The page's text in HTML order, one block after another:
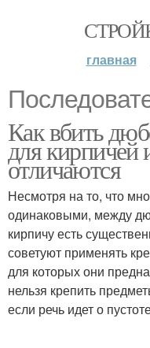
главная
Как вбить
для кирпичей
отличаются
Несмотря на то, что
одинаковыми, между
кирпичу есть
советуют применять
для которых они
нельзя крепить
если речь идет о